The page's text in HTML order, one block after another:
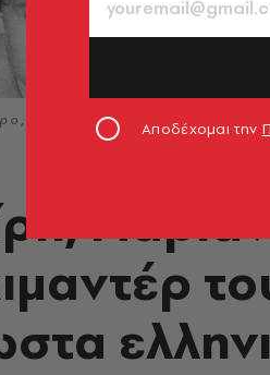
1961 © Κleisthenis / GNO
Αποδέχομαι την